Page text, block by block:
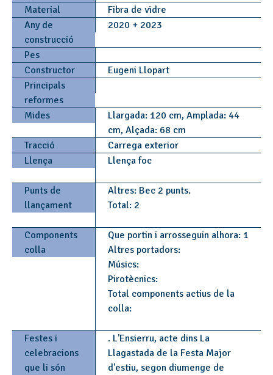
Material
Fibra de vidre
Any de
construcció
2020 + 2023
Pes
Constructor
Eugeni Llopart
Principals
reformes
Mides
Llargada: 120 cm, Amplada: 44
cm, Alçada: 68 cm
Tracció
Carrega exterior
Llença
Llença foc
Punts de
llançament
Altres: Bec 2 punts.
Total: 2
Components
colla
Que portin i arrosseguin alhora: 1
Altres portadors:
Músics:
Pirotècnics:
Total components actius de la
colla:
Festes i
celebracions
que li són
. L'Ensierru, acte dins La
Llagastada de la Festa Major
d'estiu, segon diumenge de